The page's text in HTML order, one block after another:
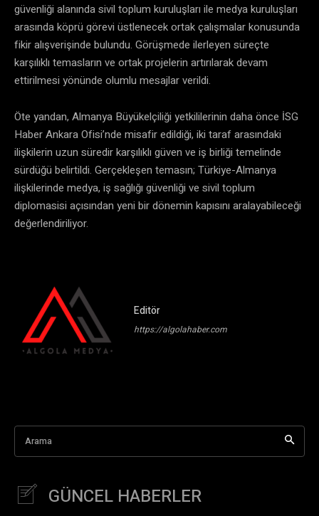
güvenliği alanında sivil toplum kuruluşları ile medya kuruluşları
arasında köprü görevi üstlenecek ortak çalışmalar konusunda
fikir alışverişinde bulundu. Görüşmede ilerleyen süreçte
karşılıklı temasların ve ortak projelerin artırılarak devam
ettirilmesi yönünde olumlu mesajlar verildi.
Öte yandan, Almanya Büyükelçiliği yetkililerinin daha önce İSG
Haber Ankara Ofisi’nde misafir edildiği, iki taraf arasındaki
ilişkilerin uzun süredir karşılıklı güven ve iş birliği temelinde
sürdüğü belirtildi. Gerçekleşen temasın; Türkiye-Almanya
ilişkilerinde medya, iş sağlığı güvenliği ve sivil toplum
diplomasisi açısından yeni bir dönemin kapısını aralayabileceği
değerlendiriliyor.
Editör
https://algolahaber.com
Arama
GÜNCEL HABERLER